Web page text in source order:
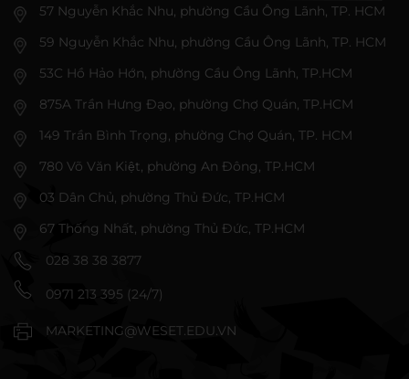
57 Nguyễn Khắc Nhu, phường Cầu Ông Lãnh, TP. HCM
59 Nguyễn Khắc Nhu, phường Cầu Ông Lãnh, TP. HCM
53C Hồ Hảo Hớn, phường Cầu Ông Lãnh, TP.HCM
875A Trần Hưng Đạo, phường Chợ Quán, TP.HCM
149 Trần Bình Trọng, phường Chợ Quán, TP. HCM
780 Võ Văn Kiệt, phường An Đông, TP.HCM
03 Dân Chủ, phường Thủ Đức, TP.HCM
67 Thống Nhất, phường Thủ Đức, TP.HCM
028 38 38 3877
0971 213 395 (24/7)
MARKETING@WESET.EDU.VN